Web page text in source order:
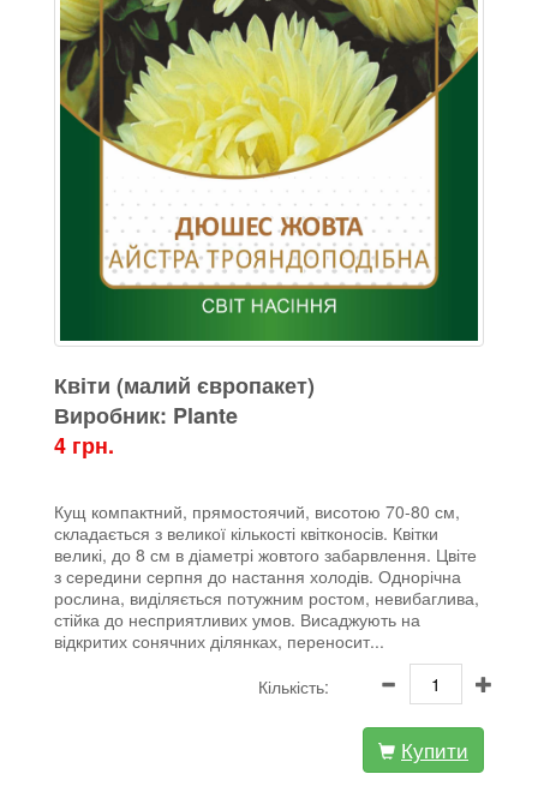
Квіти (малий європакет)
Виробник: Plante
4 грн.
Кущ компактний, прямостоячий, висотою 70-80 см,
складається з великої кількості квітконосів. Квітки
великі, до 8 см в діаметрі жовтого забарвлення. Цвіте
з середини серпня до настання холодів. Однорічна
рослина, виділяється потужним ростом, невибаглива,
стійка до несприятливих умов. Висаджують на
відкритих сонячних ділянках, переносит...
Кількість:
Купити